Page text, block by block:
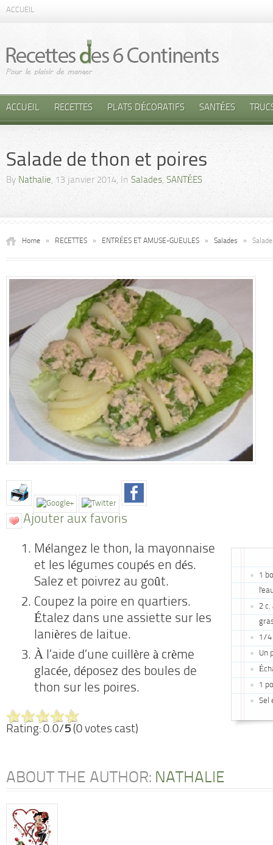
ACCUEIL
ACCUEIL RECETTES PLATS DÉCORATIFS SANTÉES
Salade de thon et poires
By Nathalie, 13 janvier 2014, In Salades, SANTÉES
Home » RECETTES » ENTRÉES ET AMUSE-GUEULES » Salades »
Ajouter aux favoris
1
2 c.
1/4
Un
1
Sel
Mélangez le thon, la mayonnaise
et les légumes coupés en dés.
Salez et poivrez au goût.
Coupez la poire en quartiers.
Étalez dans une assiette sur les
lanières de laitue.
À l’aide d’une cuillère à crème
glacée, déposez des boules de
thon sur les poires.
Rating: 0.0/5 (0 votes cast)
ABOUT THE AUTHOR: NATHALIE